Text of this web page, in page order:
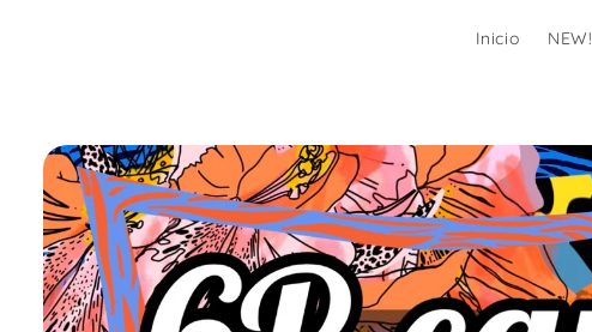
Inicio NEW!
directamente
a la
información
del producto